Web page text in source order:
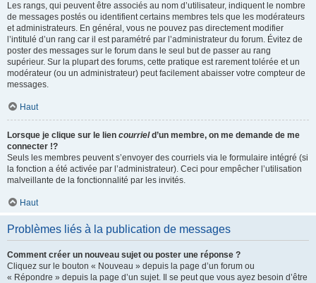
Les rangs, qui peuvent être associés au nom d’utilisateur, indiquent le nombre
de messages postés ou identifient certains membres tels que les modérateurs
et administrateurs. En général, vous ne pouvez pas directement modifier
l’intitulé d’un rang car il est paramétré par l’administrateur du forum. Évitez de
poster des messages sur le forum dans le seul but de passer au rang
supérieur. Sur la plupart des forums, cette pratique est rarement tolérée et un
modérateur (ou un administrateur) peut facilement abaisser votre compteur de
messages.
Haut
Lorsque je clique sur le lien courrield’un membre, on me demande de me
connecter !?
Seuls les membres peuvent s’envoyer des courriels via le formulaire intégré (si
la fonction a été activée par l’administrateur). Ceci pour empêcher l’utilisation
malveillante de la fonctionnalité par les invités.
Haut
Problèmes liés à la publication de messages
Comment créer un nouveau sujet ou poster une réponse ?
Cliquez sur le bouton « Nouveau » depuis la page d’un forum ou
« Répondre » depuis la page d’un sujet. Il se peut que vous ayez besoin d’être